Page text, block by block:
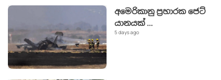
අමෙරිකානු ප්‍රහාරක ජෙට්
යානයක්...
5 days ago